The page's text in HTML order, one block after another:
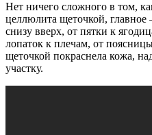
Нет ничего сложного в том,
целлюлита щеточкой,
снизу вверх, от пятки к
лопаток к плечам, от
щеточкой покраснела кожа,
участку.